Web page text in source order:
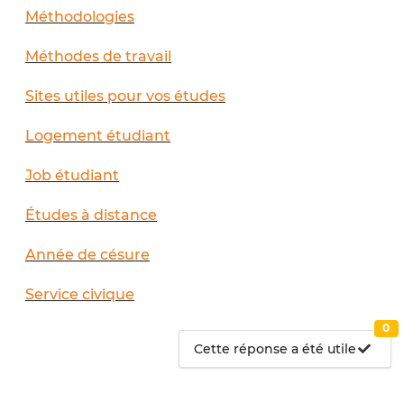
Méthodologies
Méthodes de travail
Sites utiles pour vos études
Logement étudiant
Job étudiant
Études à distance
Année de césure
Service civique
Cette réponse a été utile
0